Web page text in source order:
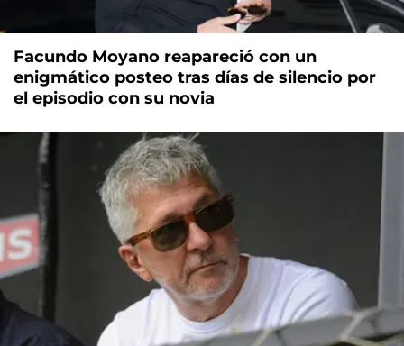
Facundo Moyano reapareció con un
enigmático posteo tras días de silencio por
el episodio con su novia